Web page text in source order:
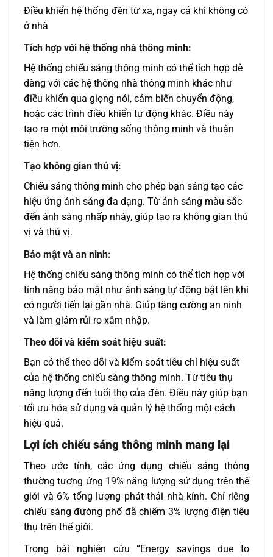
Điều khiển hệ thống đèn từ xa, ngay cả khi không có
ở nhà
Tích hợp với hệ thống nhà thông minh:
Hệ thống chiếu sáng thông minh có thể tích hợp dễ
dàng với các hệ thống nhà thông minh khác như
điều khiển qua giọng nói, cảm biến chuyển động,
hoặc các trình điều khiển tự động khác. Điều này
tạo ra một môi trường sống thông minh và thuận
tiện hơn.
Tạo không gian thú vị:
Chiếu sáng thông minh cho phép bạn sáng tạo các
hiệu ứng ánh sáng đa dạng. Từ ánh sáng màu sắc
đến ánh sáng nhấp nháy, giúp tạo ra không gian thú
vị và thú vị.
Bảo mật và an ninh:
Hệ thống chiếu sáng thông minh có thể tích hợp với
tính năng bảo mật như ánh sáng tự động bật lên khi
có người tiến lại gần nhà. Giúp tăng cường an ninh
và làm giảm rủi ro xâm nhập.
Theo dõi và kiểm soát hiệu suất:
Bạn có thể theo dõi và kiểm soát tiêu chí hiệu suất
của hệ thống chiếu sáng thông minh. Từ tiêu thụ
năng lượng đến tuổi thọ của đèn. Điều này giúp bạn
tối ưu hóa sử dụng và quản lý hệ thống một cách
hiệu quả.
Lợi ích chiếu sáng thông minh mang lại
Theo ước tính, các ứng dụng chiếu sáng thông
thường tương ứng 19% năng lượng sử dụng trên thế
giới và 6% tổng lượng phát thải nhà kính. Chỉ riêng
chiếu sáng đường phố đã chiếm 3% lượng điện tiêu
thụ trên thế giới.
Trong bài nghiên cứu “Energy savings due to